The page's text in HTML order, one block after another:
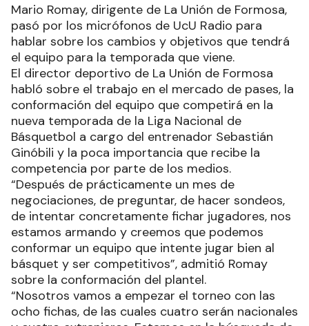
Mario Romay, dirigente de La Unión de Formosa,
pasó por los micrófonos de UcU Radio para
hablar sobre los cambios y objetivos que tendrá
el equipo para la temporada que viene.
El director deportivo de La Unión de Formosa
habló sobre el trabajo en el mercado de pases, la
conformación del equipo que competirá en la
nueva temporada de la Liga Nacional de
Básquetbol a cargo del entrenador Sebastián
Ginóbili y la poca importancia que recibe la
competencia por parte de los medios.
“Después de prácticamente un mes de
negociaciones, de preguntar, de hacer sondeos,
de intentar concretamente fichar jugadores, nos
estamos armando y creemos que podemos
conformar un equipo que intente jugar bien al
básquet y ser competitivos”, admitió Romay
sobre la conformación del plantel.
“Nosotros vamos a empezar el torneo con las
ocho fichas, de las cuales cuatro serán nacionales